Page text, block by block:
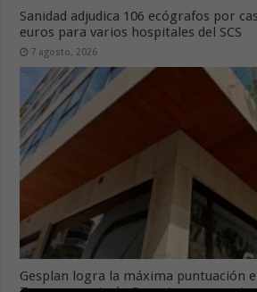
Sanidad adjudica 106 ecógrafos por
euros para varios hospitales del SCS
7 agosto, 2026
Gesplan logra la máxima puntuación